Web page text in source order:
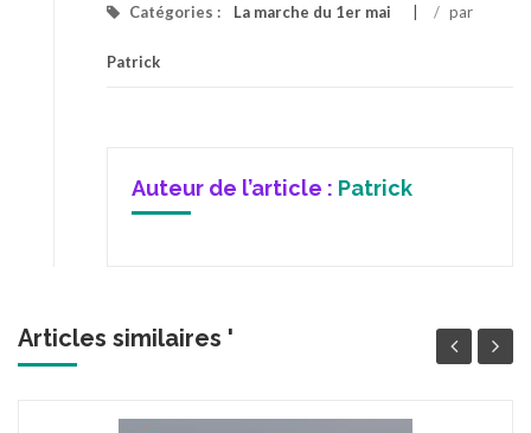
Catégories : La marche du 1er mai / par
Patrick
Auteur de l’article : Patrick
Articles similaires '